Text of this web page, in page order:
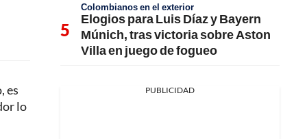
es
lo
Colombianos en el exterior
Elogios para Luis Díaz y Bayern
Múnich, tras victoria sobre Aston
Villa en juego de fogueo
PUBLICIDAD